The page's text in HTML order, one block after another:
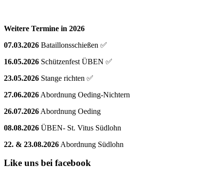
Weitere Termine in 2026
07.03.2026 Bataillonsschießen ✅
16.05.2026 Schützenfest ÜBEN ✅
23.05.2026 Stange richten ✅
27.06.2026 Abordnung Oeding-Nichtern
26.07.2026 Abordnung Oeding
08.08.2026 ÜBEN- St. Vitus Südlohn
22. & 23.08.2026 Abordnung Südlohn
Like uns bei facebook